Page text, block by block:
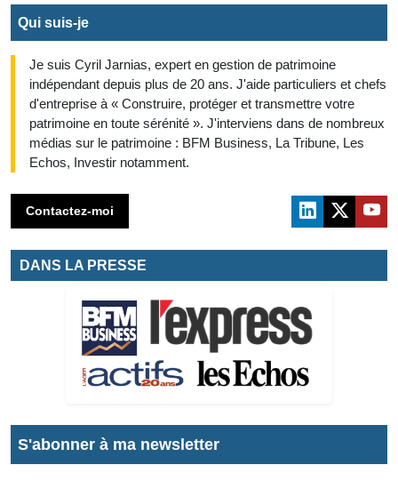
Qui suis-je
Je suis Cyril Jarnias, expert en gestion de patrimoine
indépendant depuis plus de 20 ans. J'aide particuliers et chefs
d'entreprise à « Construire, protéger et transmettre votre
patrimoine en toute sérénité ». J'interviens dans de nombreux
médias sur le patrimoine : BFM Business, La Tribune, Les
Echos, Investir notamment.
Contactez-moi
DANS LA PRESSE
S'abonner à ma newsletter